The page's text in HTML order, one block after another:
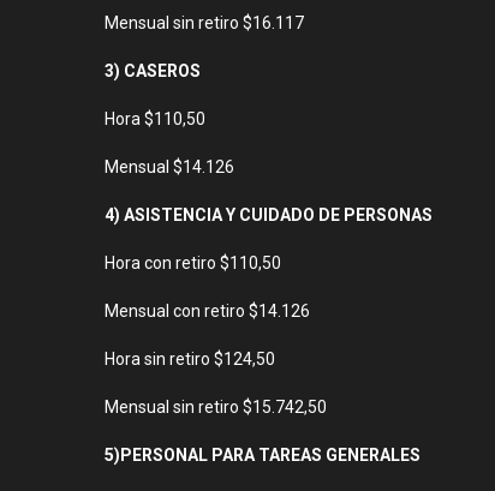
Mensual sin retiro $16.117
3) CASEROS
Hora $110,50
Mensual $14.126
4) ASISTENCIA Y CUIDADO DE PERSONAS
Hora con retiro $110,50
Mensual con retiro $14.126
Hora sin retiro $124,50
Mensual sin retiro $15.742,50
5)PERSONAL PARA TAREAS GENERALES